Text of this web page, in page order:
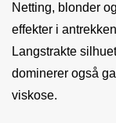
Netting, blonder
effekter i
Langstrakte
dominerer også
viskose.